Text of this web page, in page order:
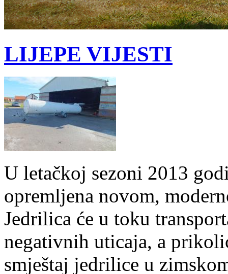
LIJEPE VIJESTI
U letačkoj sezoni 2013
opremljena novom,
Jedrilica će u toku
negativnih uticaja, a
smještaj jedrilice u